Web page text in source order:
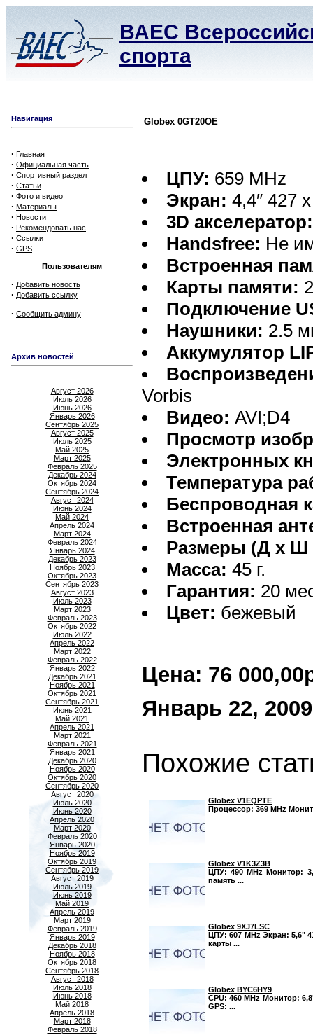
ВАЕС
спорта
Навигация
· Главная
· Официальная часть
· Спортивный раздел
· Статьи
· Фото и видео
· Материалы
· Новости
· Рекомендовать нас
· Ссылки
· GPS
Пользователям
· Добавить новость
· Добавить ссылку
· Сообщить админу
Архив новостей
Август 2026
Июль 2026
Июнь 2026
Январь 2026
Сентябрь 2025
Август 2025
Июль 2025
Май 2025
Март 2025
Февраль 2025
Декабрь 2024
Октябрь 2024
Сентябрь 2024
Август 2024
Июнь 2024
Май 2024
Апрель 2024
Март 2024
Февраль 2024
Январь 2024
Декабрь 2023
Ноябрь 2023
Октябрь 2023
Сентябрь 2023
Август 2023
Июль 2023
Март 2023
Февраль 2023
Октябрь 2022
Июль 2022
Апрель 2022
Март 2022
Февраль 2022
Январь 2022
Декабрь 2021
Ноябрь 2021
Октябрь 2021
Сентябрь 2021
Июнь 2021
Май 2021
Апрель 2021
Март 2021
Февраль 2021
Январь 2021
Декабрь 2020
Ноябрь 2020
Октябрь 2020
Сентябрь 2020
Август 2020
Июль 2020
Июнь 2020
Апрель 2020
Март 2020
Февраль 2020
Январь 2020
Ноябрь 2019
Октябрь 2019
Сентябрь 2019
Август 2019
Июль 2019
Июнь 2019
Май 2019
Апрель 2019
Март 2019
Февраль 2019
Январь 2019
Декабрь 2018
Ноябрь 2018
Октябрь 2018
Сентябрь 2018
Август 2018
Июль 2018
Июнь 2018
Май 2018
Апрель 2018
Март 2018
Февраль 2018
Globex 0GT20OE
ЦПУ: 659 MHz
Экран: 4,4″ 427
3D акселератор:
Handsfree: Не
Встроенная
Карты памяти:
Подключение
Наушники: 2.5
Аккумулятор
Vorbis
Видео: AVI;D4
Просмотр
Электронных
Температура
Беспроводная
Встроенная
Размеры (Д х Ш
Масса: 45 г.
Гарантия: 20
Цвет: бежевый
Цена: 76
Январь 22, 2009
Похожие
Globex V1EQPTE
Процессор: 369 MHz
Globex V1K3Z3B
ЦПУ: 490 MHz Монитор:
память ...
Globex 9XJ7LSC
ЦПУ: 607 MHz Экран: 5,6"
карты ...
Globex BYC6HY9
CPU: 460 MHz Монитор:
GPS: ...